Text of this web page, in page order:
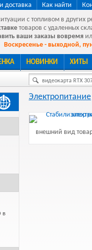
доставка Как найти
с топливом в других
товаров с удаленных
ваши заказы вовремя
Воскресенье - выходной,
НОВИНКИ ХИТЫ
видеокарта RTX
в
Электропитание
внешний вид